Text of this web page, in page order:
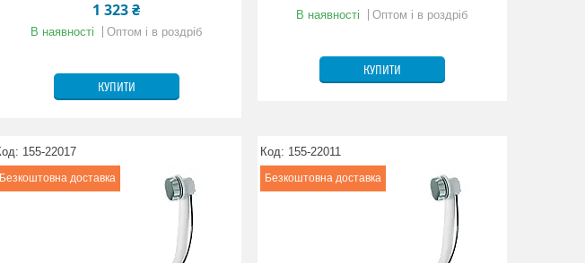
1 323 ₴
В наявності Оптом і в роздріб
КУПИТИ
В наявності Оптом і в роздріб
КУПИТИ
155-22017
Безкоштовна доставка
155-22011
Безкоштовна доставка